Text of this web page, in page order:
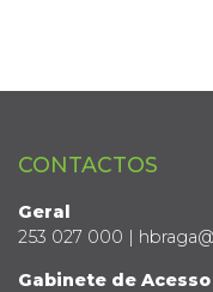
CONTACTOS
Geral
253 027 000 |
Gabinete de